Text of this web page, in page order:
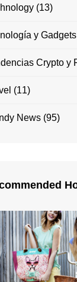
(13)
y Gadgets
Crypto y
(11)
News (95)